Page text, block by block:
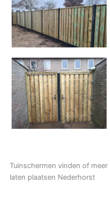
Hout beton schuttingen
Tuindeur grenen
Tuinschermen vinden of
laten plaatsen Nederhorst